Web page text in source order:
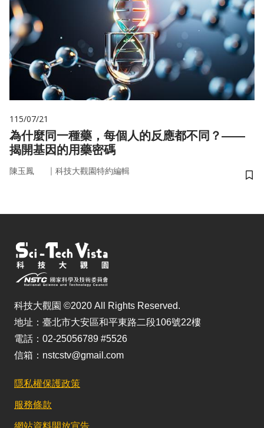
115/07/21
為什麼同一種藥，每個人的反應都不同？——
揭開基因的用藥密碼
陳玉鳳 ｜ 科技大觀園特約編輯
儲
科技大觀園 ©2020 All Rights Reserved.
地址：臺北市大安區和平東路二段106號22樓
電話：02-25056789 #5526
信箱：nstcstv@gmail.com
隱私權保護政策
服務條款
網站資料開放宣告